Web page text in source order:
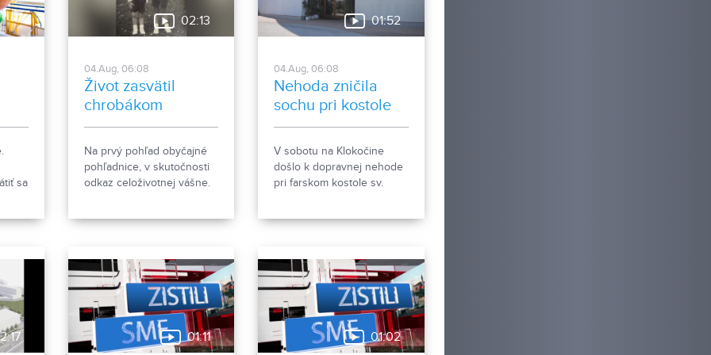
sa
02:13
04.Aug, 06:08
Život zasvätil
chrobákom
Na prvý pohľad obyčajné
pohľadnice, v skutočnosti
odkaz celoživotnej vášne.
Vznikla zo zbierky
entomológa Ivana Šabíka
zo Zlatých Moraviec, ktorú
jeho rodina darovala
múzeu. Okrem
zaujímavých druhov
01:52
04.Aug, 06:08
Nehoda zničila
sochu pri kostole
V sobotu na Klokočine
došlo k dopravnej nehode
pri farskom kostole sv.
01:11 01:02